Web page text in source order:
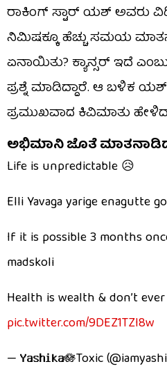
ರಾಕಿಂಗ್ ಸ್ಟಾರ್ ಯಶ್ ಅವರು
ನಿಮಿಷಕ್ಕೂ ಹೆಚ್ಚು ಸಮಯ
ಏನಾಯಿತು? ಕ್ಯಾನ್ಸರ್ ಇದೆ
ಪ್ರಶ್ನೆ ಮಾಡಿದ್ದಾರೆ. ಆ ಬಳಿಕ
ಪ್ರಮುಖವಾದ ಕಿವಿಮಾತು
ಅಭಿಮಾನಿ ಜೊತೆ
Life is unpredictable 😥
Elli Yavaga yarige enagutte
If it is possible 3 months
madskoli
Health is wealth & don’t
pic.twitter.com/9DEZ1TZI8w
— 𝗬𝗮𝘀𝗵𝗶𝗸𝗮🪷Toxic